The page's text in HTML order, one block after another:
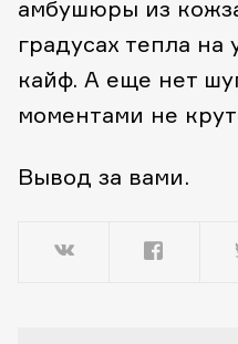
амбушюры из
градусах тепла на
кайф. А еще нет
моментами не
Вывод за вами.